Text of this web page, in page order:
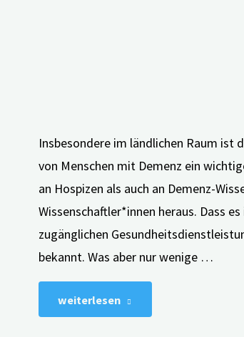
Insbesondere im ländlichen Raum ist
von Menschen mit Demenz ein
an Hospizen als auch an Demenz-
Wissenschaftler*innen heraus. Dass
zugänglichen
bekannt. Was aber nur wenige …
weiterlesen